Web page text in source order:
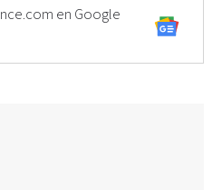
en Google